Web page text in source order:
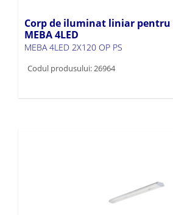
Corp de iluminat liniar pentru
MEBA 4LED
MEBA 4LED 2X120 OP PS
Codul produsului: 26964